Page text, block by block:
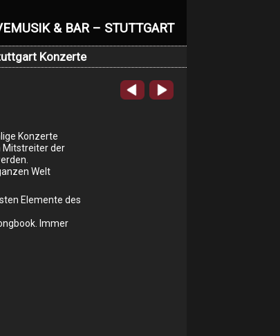
& BAR – STUTTGART
Konzerte
Konzerte
Mitstreiter der
Welt
Elemente des
Immer